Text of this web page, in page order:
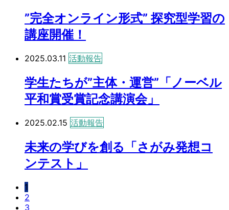
”完全オンライン形式” 探究型学習の
講座開催！
2025.03.11 活動報告
学生たちが”主体・運営”「ノーベル
平和賞受賞記念講演会」
2025.02.15 活動報告
未来の学びを創る「さがみ発想コ
ンテスト」
1
2
3